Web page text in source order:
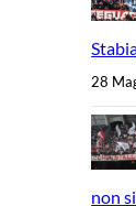
28
non